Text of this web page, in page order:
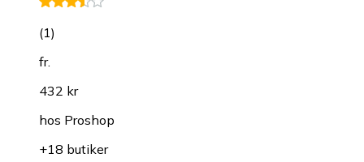
(1)
fr.
432 kr
hos Proshop
+18 butiker